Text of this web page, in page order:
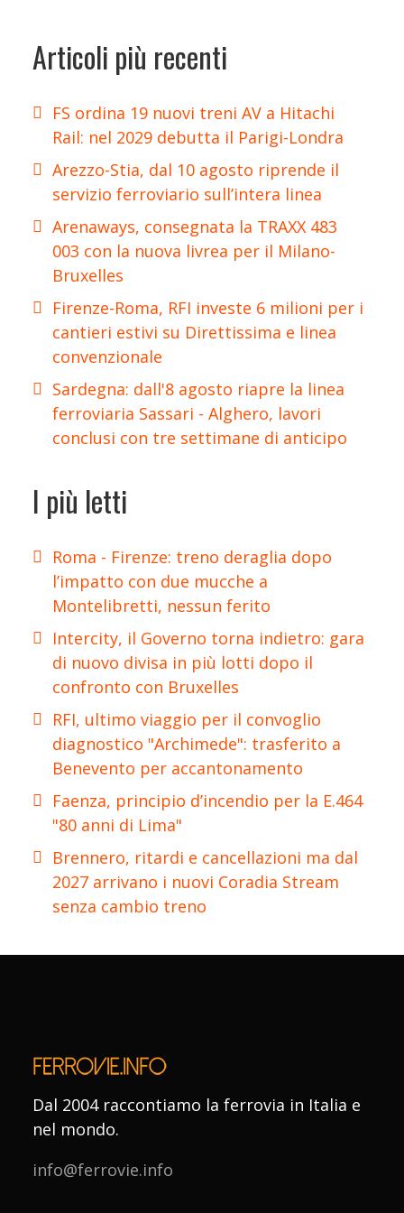
Articoli più recenti
FS ordina 19 nuovi treni AV a Hitachi
Rail: nel 2029 debutta il Parigi-Londra
Arezzo-Stia, dal 10 agosto riprende il
servizio ferroviario sull’intera linea
Arenaways, consegnata la TRAXX 483
003 con la nuova livrea per il Milano-
Bruxelles
Firenze-Roma, RFI investe 6 milioni per i
cantieri estivi su Direttissima e linea
convenzionale
Sardegna: dall'8 agosto riapre la linea
ferroviaria Sassari - Alghero, lavori
conclusi con tre settimane di anticipo
I più letti
Roma - Firenze: treno deraglia dopo
l’impatto con due mucche a
Montelibretti, nessun ferito
Intercity, il Governo torna indietro: gara
di nuovo divisa in più lotti dopo il
confronto con Bruxelles
RFI, ultimo viaggio per il convoglio
diagnostico "Archimede": trasferito a
Benevento per accantonamento
Faenza, principio d’incendio per la E.464
"80 anni di Lima"
Brennero, ritardi e cancellazioni ma dal
2027 arrivano i nuovi Coradia Stream
senza cambio treno
Dal 2004 raccontiamo la ferrovia in Italia e
nel mondo.
info@ferrovie.info